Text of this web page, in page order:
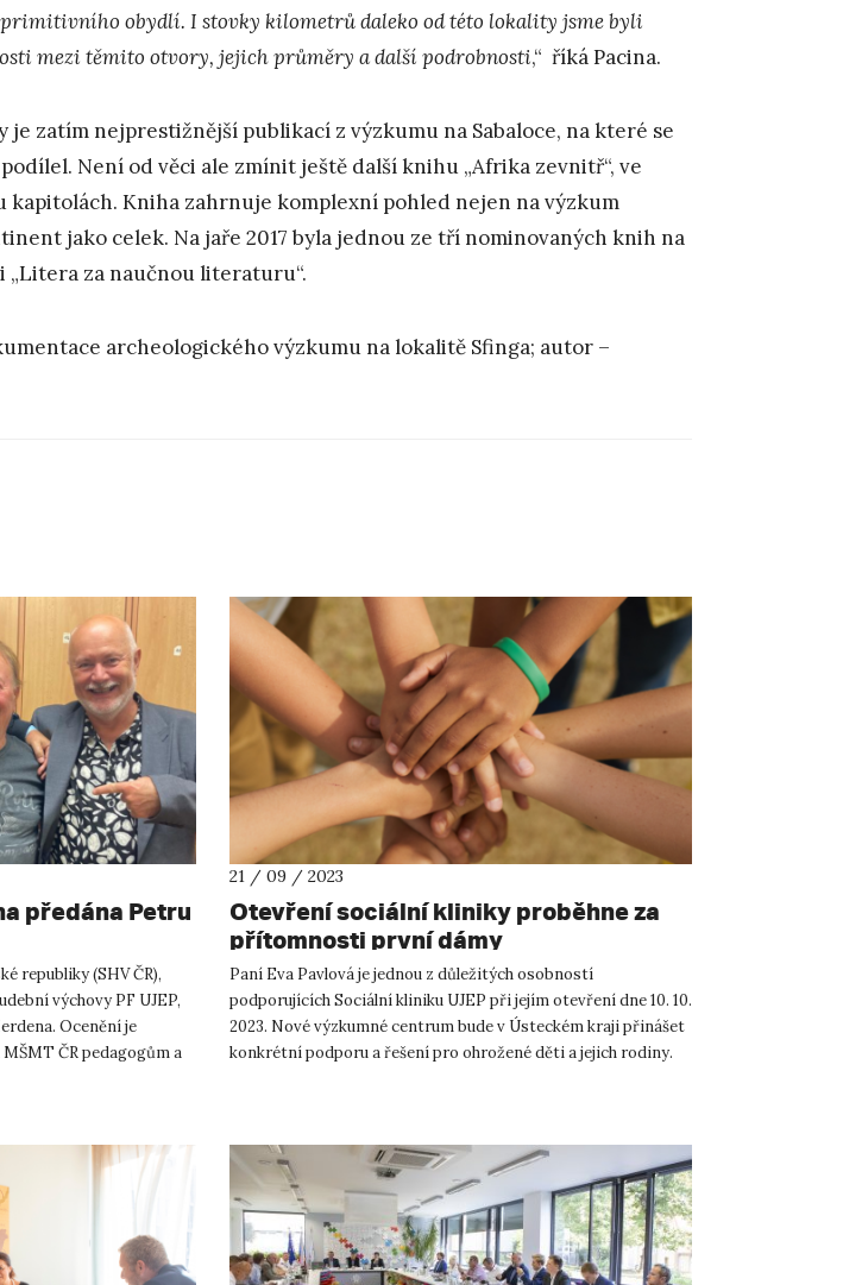
obydlí. I stovky kilometrů daleko od této lokality jsme byli
mezi těmito otvory, jejich průměry a další podrobnosti,“ říká Pacina.
zatím nejprestižnější publikací z výzkumu na Sabaloce, na které se
Není od věci ale zmínit ještě další knihu „Afrika zevnitř“, ve
kapitolách. Kniha zahrnuje komplexní pohled nejen na výzkum
jako celek. Na jaře 2017 byla jednou ze tří nominovaných knih na
„Litera za naučnou literaturu“.
archeologického výzkumu na lokalitě Sfinga; autor –
předána Petru
republiky (SHV ČR),
výchovy PF UJEP,
Ocenění je
ČR pedagogům a
21 / 09 / 2023
Otevření sociální kliniky proběhne za
přítomnosti první dámy
Paní Eva Pavlová je jednou z důležitých osobností
podporujících Sociální kliniku UJEP při jejím otevření dne 10. 10.
2023. Nové výzkumné centrum bude v Ústeckém kraji přinášet
konkrétní podporu a řešení pro ohrožené děti a jejich rodiny.